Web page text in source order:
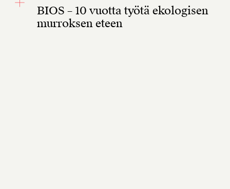
BIOS – 10 vuotta työtä ekologisen
murroksen eteen